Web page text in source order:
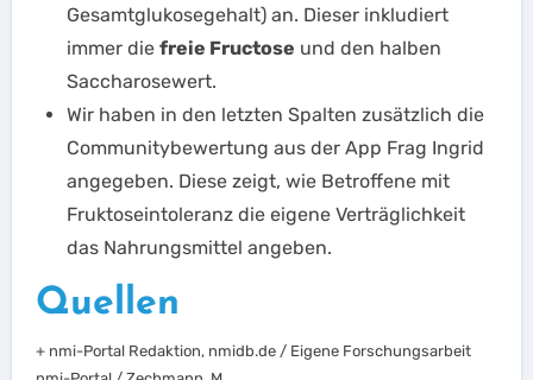
Gesamtglukosegehalt) an. Dieser inkludiert
immer die freie Fructose und den halben
Saccharosewert.
Wir haben in den letzten Spalten zusätzlich die
Communitybewertung aus der App Frag Ingrid
angegeben. Diese zeigt, wie Betroffene mit
Fruktoseintoleranz die eigene Verträglichkeit
das Nahrungsmittel angeben.
Quellen
+ nmi-Portal Redaktion, nmidb.de / Eigene Forschungsarbeit